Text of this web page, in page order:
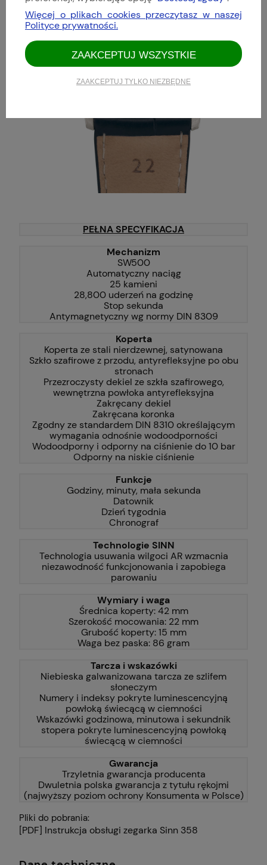
PEŁNA SPECYFIKACJA
Mechanizm
SW500
Automatyczny naciąg
25 kamieni
28,800 uderzeń na godzinę
Stop sekunda
Antymagnetyczny wg normy DIN 8309
Koperta
Koperta ze stali nierdzewnej, satynowana
Szkło szafirowe z przodu, antyrefleksyjne po obu
stronach
Przezroczysty dekiel ze szkła szafirowego,
wewnętrzna powłoka antyrefleksyjna
Zakręcany dekiel
Zakręcana koronka
Zgodny ze standardem DIN 8310 określającym
wymagania odnośnie wodoodporności
Wodoodporny i odporny na ciśnienie do 10 bar
Odporny na niskie ciśnienie
Funkcje
Godziny, minuty, mała sekunda
Datownik
Dzień tygodnia
Chronograf
Technologie SINN
Technologia usuwania wilgoci AR wzmacnia
niezawodność funkcjonowania i zapobiega
parowaniu
Wymiary i waga
Średnica koperty: 42 mm
Szerokość mocowania: 22 mm
Grubość koperty: 15 mm
Waga bez paska: 86 gram
Tarcza i wskazówki
Niebieska galwanizowana tarcza ze szlifem
słoneczym
Numery i indeksy pokryte luminescencyjną
powłoką świecącą w ciemności
Wskazówki godzinowa, minutowa i sekundnik
stopera pokryte luminescencyjną powłoką
świecącą w ciemności
Gwarancja
Trzyletnia gwarancja producenta
Dwuletnia polska gwarancja z tytułu rękojmi
(najwyższy poziom ochrony Konsumenta w Polsce)
Pliki do pobrania:
[PDF] Instrukcja obsługi zegarka Sinn 358
Więcej o plikach cookies przeczytasz w naszej
Polityce prywatności.
ZAAKCEPTUJ TYLKO NIEZBĘDNE
ZAAKCEPTUJ WSZYSTKIE